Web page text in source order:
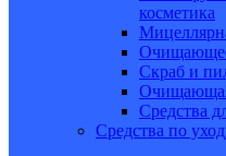
косметика
Скраб и
Средства
Средства по